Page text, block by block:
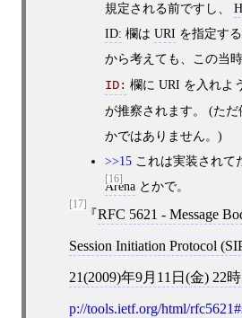
規定される前ですし、
ID: 欄は URI を指定す
から考えても、この当
ID: 欄に URI を入れよ
が推察されます。 (た
かではありません。)
[16]
>>15これは実装されて
Arenaとかで。
[17]
RFC 5621 - Message
Session Initiation Protocol
21(2009)年9月11日(金) 22
p://tools.ietf.org/html/